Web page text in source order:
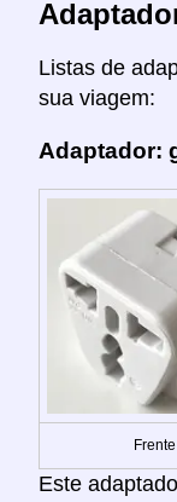
Listas de
sua viagem:
Adaptador:
Frente
Este